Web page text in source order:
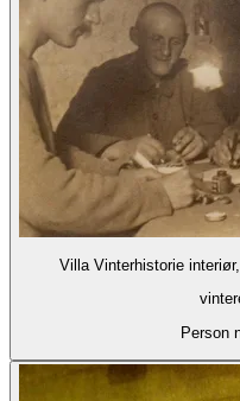
Villa Vinterhistorie
Person